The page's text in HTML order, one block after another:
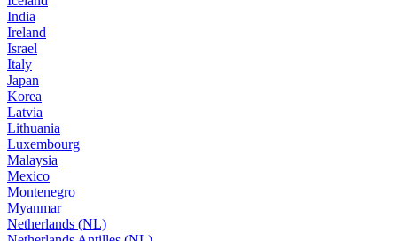
India
Ireland
Israel
Italy
Japan
Korea
Latvia
Lithuania
Luxembourg
Malaysia
Mexico
Montenegro
Myanmar
Netherlands (NL)